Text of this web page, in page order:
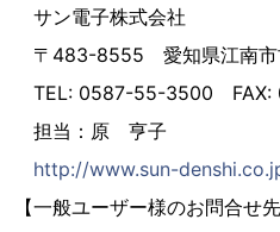
サン電子株式会社
〒483-8555 愛知県江南市
TEL: 0587-55-3500 FAX:
担当：原 亨子
http://www.sun-
【一般ユーザー様のお問合せ先